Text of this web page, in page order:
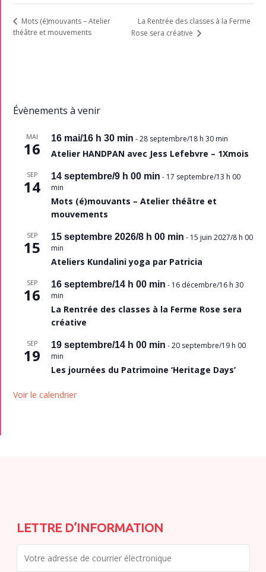
Mots (é)mouvants – Atelier
théâtre et mouvements
La Rentrée des classes à la Ferme
Rose sera créative
Évènements à venir
MAI
16
16 mai/16 h 30 min -28 septembre/18 h 30 min
Atelier HANDPAN avec Jess Lefebvre – 1Xmois
SEP
14
14 septembre/9 h 00 min - 17 septembre/13 h 00
min
Mots (é)mouvants – Atelier théâtre et
mouvements
SEP
15
15 septembre 2026/8 h 00 min - 15 juin 2027/8 h 00
min
Ateliers Kundalini yoga par Patricia
SEP
16
16 septembre/14 h 00 min - 16 décembre/16 h 30
min
La Rentrée des classes à la Ferme Rose sera
créative
SEP
19
19 septembre/14 h 00 min -20 septembre/19 h 00
min
Les journées du Patrimoine ‘Heritage Days’
Voir le calendrier
LETTRE D’INFORMATION